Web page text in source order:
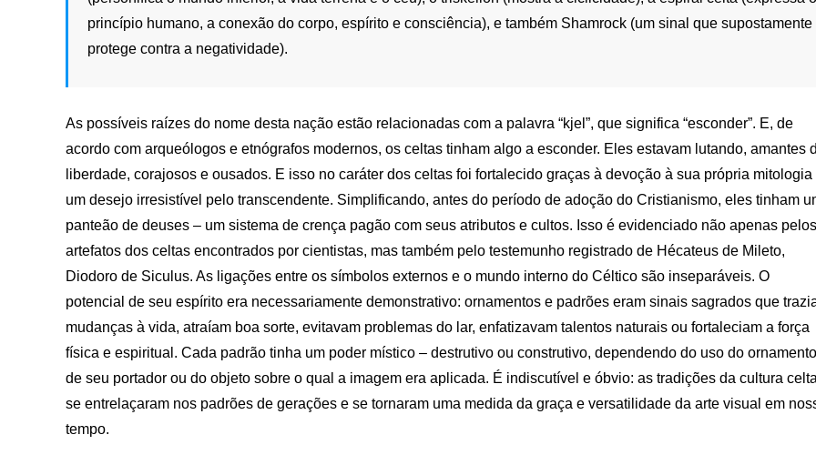
princípio humano, a conexão do corpo, espírito e consciência), e também Shamrock (um sinal que supostamente
protege contra a negatividade).
As possíveis raízes do nome desta nação estão relacionadas com a palavra “kjel”, que significa “esconder”. E, de
acordo com arqueólogos e etnógrafos modernos, os celtas tinham algo a esconder. Eles estavam lutando, amantes
liberdade, corajosos e ousados. E isso no caráter dos celtas foi fortalecido graças à devoção à sua própria mitologia
um desejo irresistível pelo transcendente. Simplificando, antes do período de adoção do Cristianismo, eles tinham
panteão de deuses – um sistema de crença pagão com seus atributos e cultos. Isso é evidenciado não apenas pelos
artefatos dos celtas encontrados por cientistas, mas também pelo testemunho registrado de Hécateus de Mileto,
Diodoro de Siculus. As ligações entre os símbolos externos e o mundo interno do Céltico são inseparáveis. O
potencial de seu espírito era necessariamente demonstrativo: ornamentos e padrões eram sinais sagrados que
mudanças à vida, atraíam boa sorte, evitavam problemas do lar, enfatizavam talentos naturais ou fortaleciam a força
física e espiritual. Cada padrão tinha um poder místico – destrutivo ou construtivo, dependendo do uso do
de seu portador ou do objeto sobre o qual a imagem era aplicada. É indiscutível e óbvio: as tradições da cultura celta
se entrelaçaram nos padrões de gerações e se tornaram uma medida da graça e versatilidade da arte visual em
tempo.